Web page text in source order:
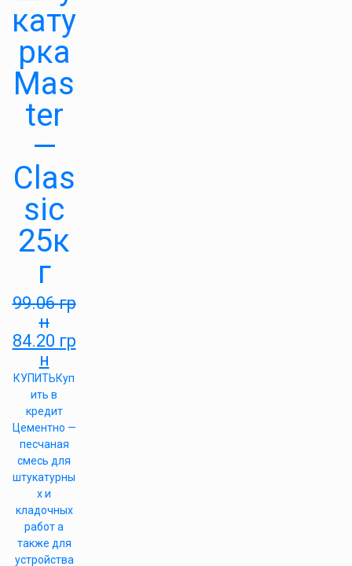
кату
рка
Mas
ter
—
Clas
sic
25к
г
99.06гр
н
84.20 гр
н
КУПИТЬКуп
ить в
кредит
Цементно —
песчаная
смесь для
штукатурны
х и
кладочных
работ а
также для
устройства